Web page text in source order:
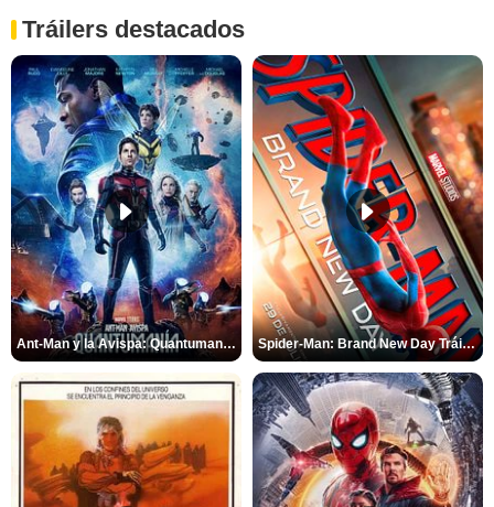
Tráilers destacados
Ant-Man y la Avispa: Quantumanía Tráiler (2) Spider-Man: Brand New Day Tráiler (3)